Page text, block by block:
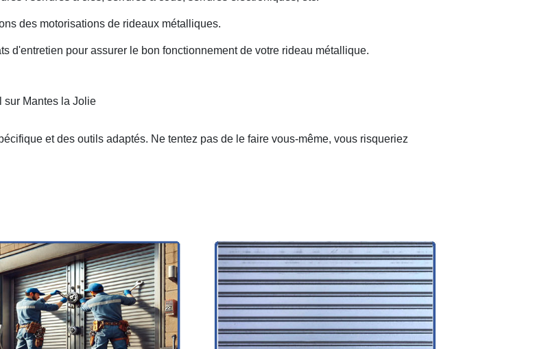
des motorisations de rideaux métalliques.
d'entretien pour assurer le bon fonctionnement de votre rideau métallique.
sur Mantes la Jolie
et des outils adaptés. Ne tentez pas de le faire vous-même, vous risqueriez